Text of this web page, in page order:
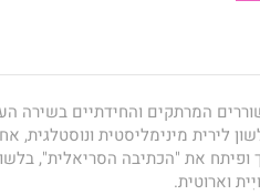
הוא אחד המשוררים המרתקים והחידתיים בשירה
לירית מינימליסטית ונוסטלגית,
את "הכתיבה הסריאלית",
וארוטית.